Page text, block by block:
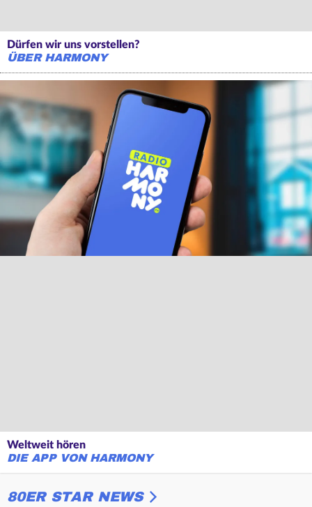
Dürfen wir uns vorstellen?
ÜBER HARMONY
Weltweit hören
DIE APP VON HARMONY
80ER STAR NEWS